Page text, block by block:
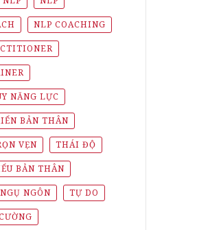
NLP COACHING
NĂNG LỰC
BẢN THÂN
VẸN THÁI ĐỘ
BẢN THÂN
NGÔN TỰ DO